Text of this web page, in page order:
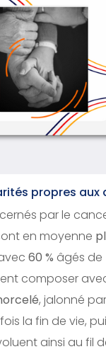
propres aux
par le
en moyenne
60 % âgés de
composer
, jalonné
la fin de vie,
ainsi au fil